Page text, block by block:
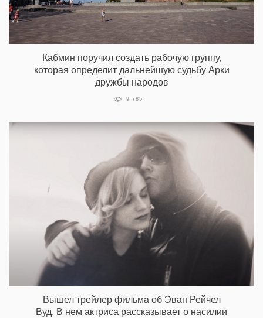
Кабмин поручил создать рабочую группу,
которая определит дальнейшую судьбу Арки
дружбы народов
9 785
Вышел трейлер фильма об Эван Рейчел
Вуд. В нем актриса рассказывает о насилии